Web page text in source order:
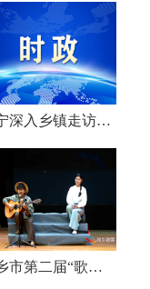
唐宁深入乡镇走访调研
湘乡市第二届“歌声飞扬·乐享湘乡”歌唱比赛圆满收官